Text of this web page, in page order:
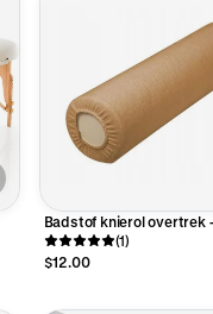
Badstof knierol overtrek
15 x 60 cm(1)
$12.00